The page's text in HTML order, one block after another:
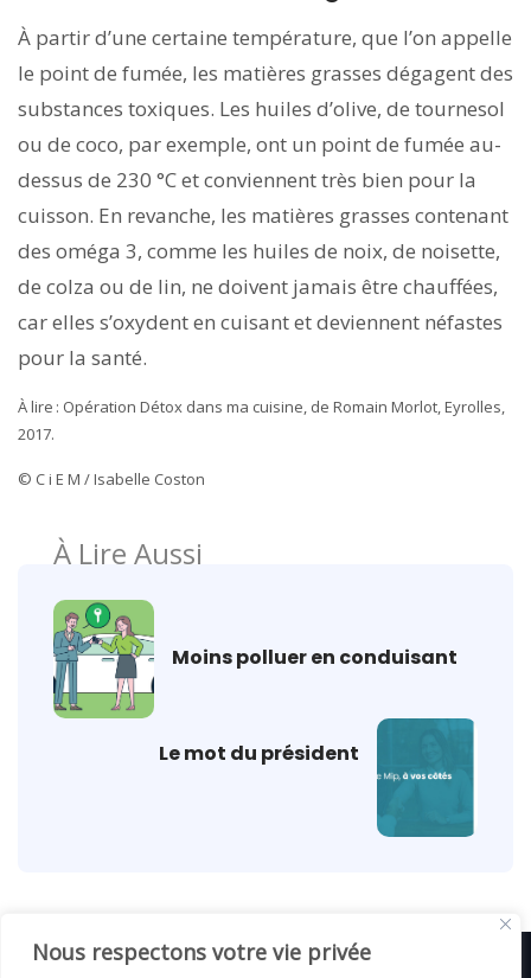
Nous respectons votre vie privée
À partir d’une certaine température, que l’on appelle
le point de fumée, les matières grasses dégagent des
substances toxiques. Les huiles d’olive, de tournesol
ou de coco, par exemple, ont un point de fumée au-
dessus de 230 °C et conviennent très bien pour la
cuisson. En revanche, les matières grasses contenant
des oméga 3, comme les huiles de noix, de noisette,
de colza ou de lin, ne doivent jamais être chauffées,
car elles s’oxydent en cuisant et deviennent néfastes
pour la santé.
À lire : Opération Détox dans ma cuisine, de Romain Morlot, Eyrolles,
2017.
© C i E M / Isabelle Coston
À Lire Aussi
Moins polluer en conduisant
Le mot du président